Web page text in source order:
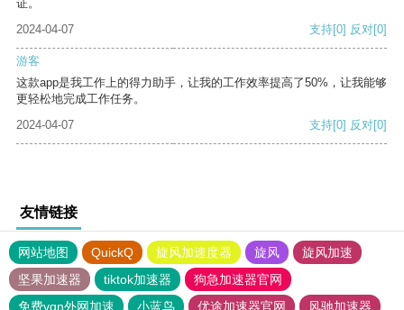
证。
2024-04-07
支持[0] 反对[0]
游客
这款app是我工作上的得力助手，让我的工作效率提高了50%，让我能够
更轻松地完成工作任务。
2024-04-07
支持[0] 反对[0]
友情链接
网站地图 QuickQ 旋风加速度器 旋风
旋风加速
坚果加速器
tiktok加速器
狗急加速器官网
免费vqn外网加速
小蓝鸟 优途加速器官网 风驰加速器